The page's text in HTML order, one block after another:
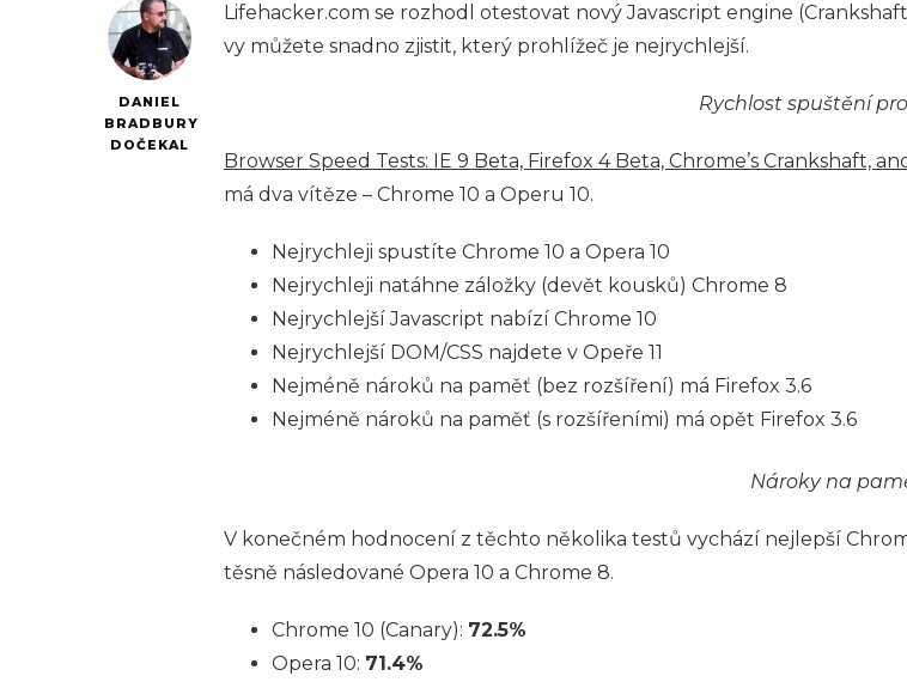
DANIEL
BRADBURY
DOČEKAL
Lifehacker.com se rozhodl otestovat nový Javascript engine
vy můžete snadno zjistit, který prohlížeč je nejrychlejší.
Rychlost spuštění
Browser Speed Tests: IE 9 Beta, Firefox 4 Beta, Chrome’s Crankshaft,
má dva vítěze – Chrome 10 a Operu 10.
Nejrychleji spustíte Chrome 10 a Opera 10
Nejrychleji natáhne záložky (devět kousků) Chrome 8
Nejrychlejší Javascript nabízí Chrome 10
Nejrychlejší DOM/CSS najdete v Opeře 11
Nejméně nároků na paměť (bez rozšíření) má Firefox 3.6
Nejméně nároků na paměť (s rozšířeními) má opět Firefox 3.6
Nároky na
V konečném hodnocení z těchto několika testů vychází nejlepší
těsně následované Opera 10 a Chrome 8.
Chrome 10 (Canary): 72.5%
Opera 10: 71.4%